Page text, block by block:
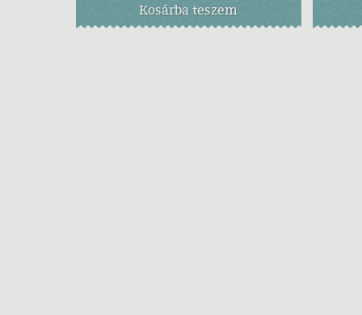
Kosárbateszem